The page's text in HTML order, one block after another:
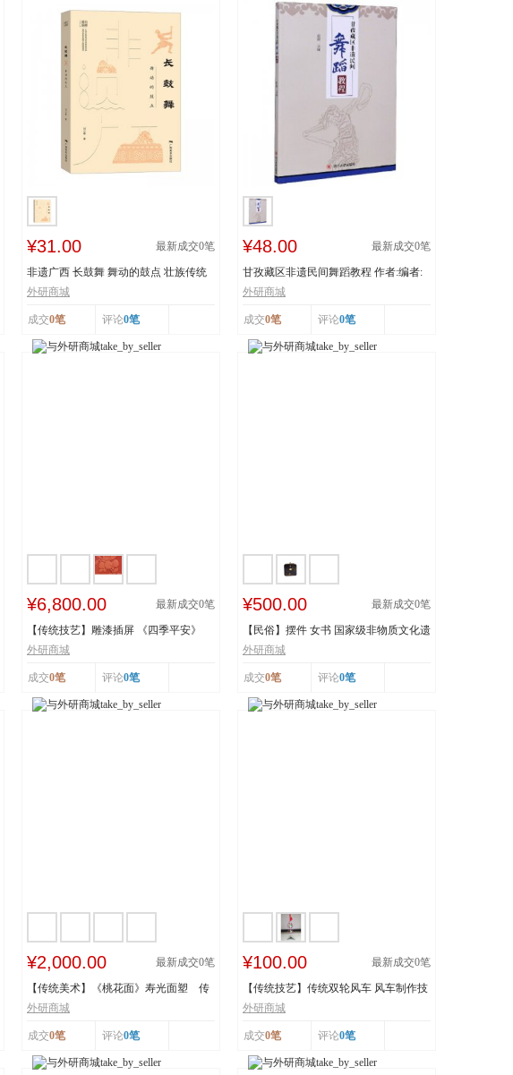
¥31.00 最新成交0笔
非遗广西 长鼓舞 舞动的鼓点 壮族传统
舞蹈瑶族舞蹈...
外研商城
成交0笔 评论0笔
¥48.00 最新成交0笔
甘孜藏区非遗民间舞蹈教程 作者:编者:
白渝|责编:蒋...
外研商城
成交0笔 评论0笔
¥6,800.00 最新成交0笔
【传统技艺】雕漆插屏 《四季平安》
《繁花似锦》 ...
外研商城
成交0笔 评论0笔
¥500.00 最新成交0笔
【民俗】摆件 女书 国家级非物质文化遗
产 湖南...
外研商城
成交0笔 评论0笔
¥2,000.00 最新成交0笔
【传统美术】《桃花面》寿光面塑 传
承人：王建美 市...
外研商城
成交0笔 评论0笔
¥100.00 最新成交0笔
【传统技艺】传统双轮风车 风车制作技
艺 传承人：刘...
外研商城
成交0笔 评论0笔